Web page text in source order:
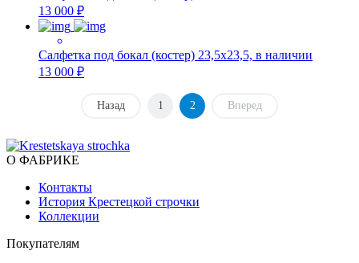
13 000 ₽
Салфетка под бокал (костер) 23,5х23,5, в наличии
13 000 ₽
Назад 1 2 Вперед
О ФАБРИКЕ
Контакты
История Крестецкой строчки
Коллекции
Покупателям